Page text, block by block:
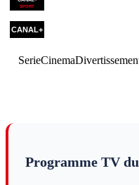
SerieCinema
Programme TV du